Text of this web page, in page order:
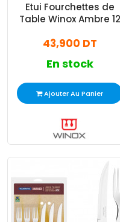
Etui Fourchettes de
Table Winox Ambre 12
43,900 DT
En stock
Ajouter Au Panier